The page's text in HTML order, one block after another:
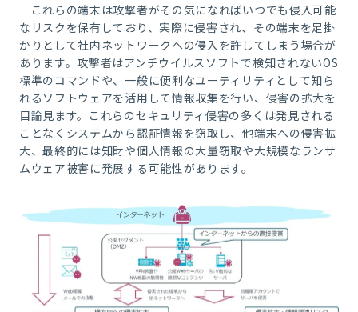
これらの端末は攻撃者がその気になればいつでも侵入可能
なリスクを保有しており、実際に侵害され、その端末を足掛
かりとして社内ネットワークへの侵入を許してしまう場合が
あります。攻撃者はアンチウイルスソフトで検知されないOS
標準のコマンドや、一般に便利なユーティリティとして知ら
れるソフトウェアを活用して情報収集を行い、侵害の拡大を
目論見ます。これらのセキュリティ侵害の多くは発見される
ことなくシステムから認証情報を窃取し、他端末への侵害拡
大、最終的には知財や個人情報の大量窃取や大規模なランサ
ムウェア被害に発展する可能性があります。